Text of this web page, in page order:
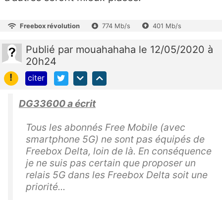
Freebox révolution 774 Mb/s 401 Mb/s
Publié par mouahahaha le 12/05/2020 à
20h24
!
citer
DG33600 a écrit
Tous les abonnés Free Mobile (avec
smartphone 5G) ne sont pas équipés de
Freebox Delta, loin de là. En conséquence
je ne suis pas certain que proposer un
relais 5G dans les Freebox Delta soit une
priorité...